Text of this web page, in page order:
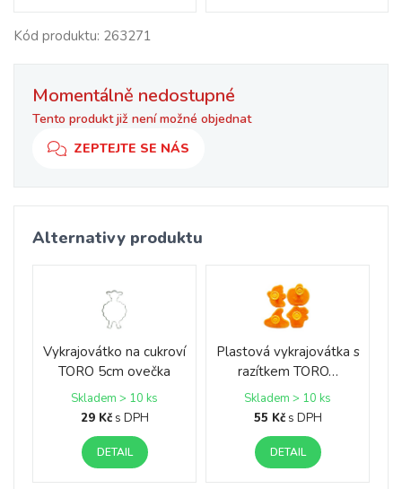
Kód produktu: 263271
Momentálně nedostupné
Tento produkt již není možné objednat
ZEPTEJTE SE NÁS
Alternativy produktu
Vykrajovátko na cukroví
TORO 5cm ovečka
Skladem > 10 ks
29 Kčs DPH
DETAIL
Plastová vykrajovátka s
razítkem TORO…
Skladem > 10 ks
55 Kčs DPH
DETAIL